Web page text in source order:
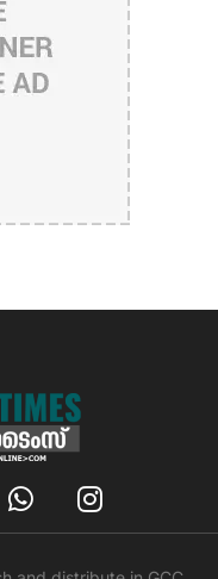
W
h
a
t
I
n
s
t